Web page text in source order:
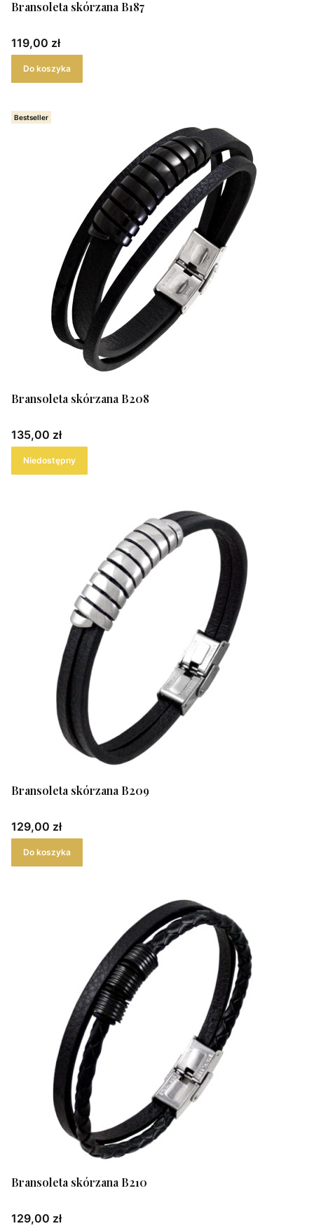
Bransoleta skórzana B187
Cena
119,00 zł
Do koszyka
Bestseller
Bransoleta skórzana B208
Cena
135,00 zł
Niedostępny
Bransoleta skórzana B209
Cena
129,00 zł
Do koszyka
Bransoleta skórzana B210
Cena
129,00 zł